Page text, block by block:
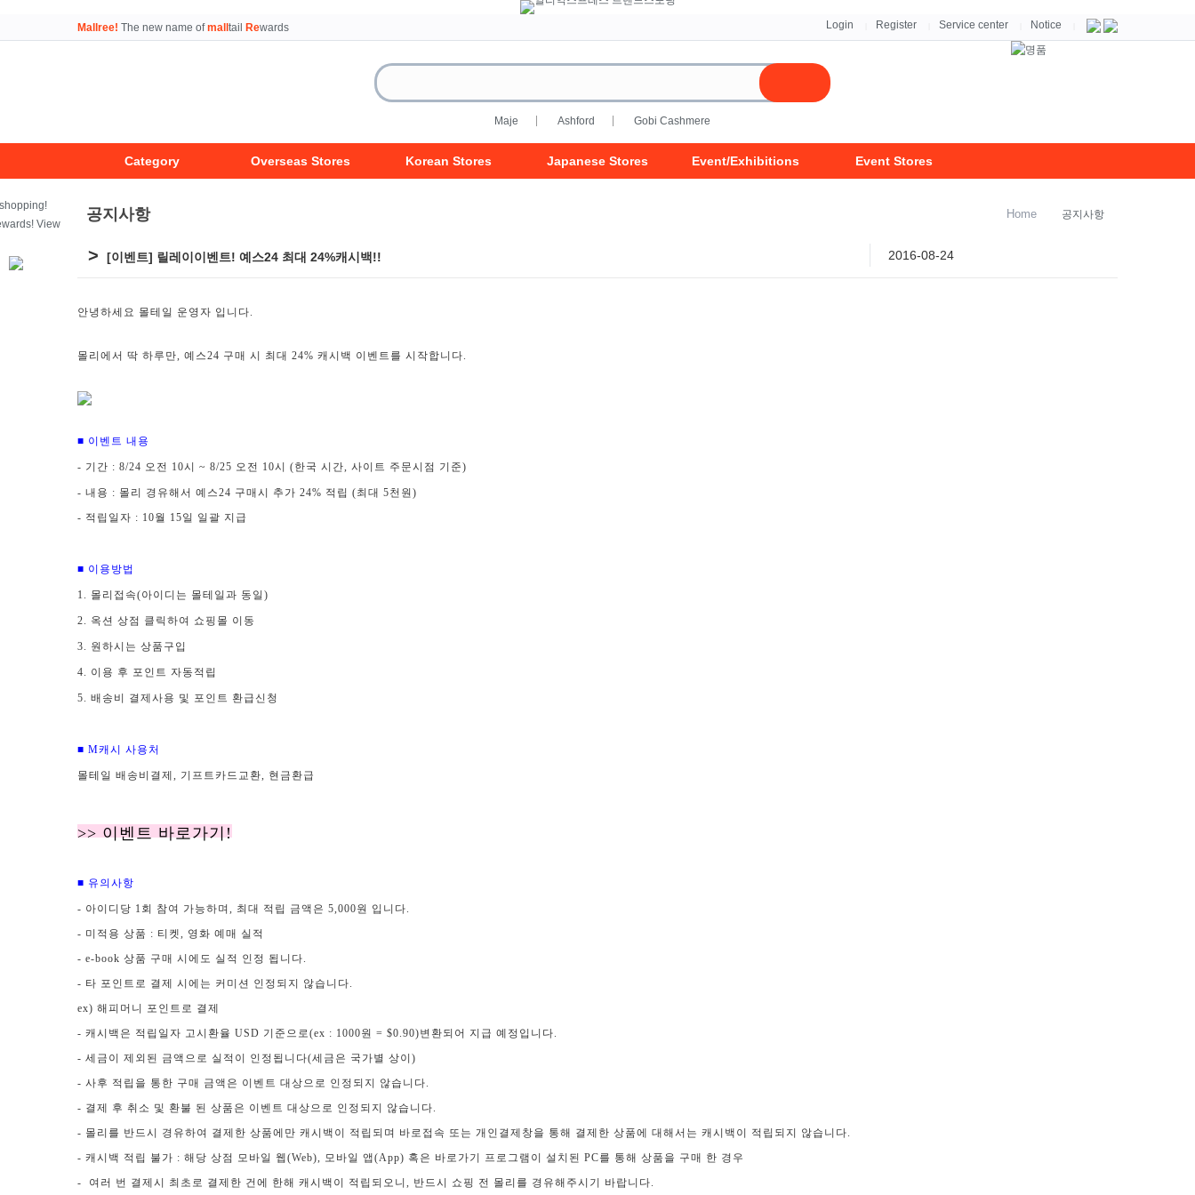
Mallree! The new name ofmall tail Rewards Login Register Service center Notice
Maje Ashford Gobi Cashmere
Category Overseas Stores Korean Stores Japanese Stores Event/Exhibitions Event Stores
공지사항 Home 공지사항
> [이벤트] 릴레이이벤트! 예스24 최대 24%캐시백!! 2016-08-24
안녕하세요 몰테일 운영자 입니다.
몰리에서 딱 하루만, 예스24 구매 시 최대 24% 캐시백 이벤트를 시작합니다.
■ 이벤트 내용
- 기간 : 8/24 오전 10시 ~ 8/25 오전 10시 (한국 시간, 사이트 주문시점 기준)
- 내용 : 몰리 경유해서 예스24 구매시 추가 24% 적립 (최대 5천원)
- 적립일자 : 10월 15일 일괄 지급
■ 이용방법
1. 몰리접속(아이디는 몰테일과 동일)
2. 옥션 상점 클릭하여 쇼핑몰 이동
3. 원하시는 상품구입
4. 이용 후 포인트 자동적립
5. 배송비 결제사용 및 포인트 환급신청
■ M캐시 사용처
몰테일 배송비결제, 기프트카드교환, 현금환급
>> 이벤트 바로가기!
■ 유의사항
- 아이디당 1회 참여 가능하며, 최대 적립 금액은 5,000원 입니다.
- 미적용 상품 : 티켓, 영화 예매 실적
- e-book 상품 구매 시에도 실적 인정 됩니다.
- 타 포인트로 결제 시에는 커미션 인정되지 않습니다.
ex) 해피머니 포인트로 결제
- 캐시백은 적립일자 고시환율 USD 기준으로(ex : 1000원 = $0.90)변환되어 지급 예정입니다.
- 세금이 제외된 금액으로 실적이 인정됩니다(세금은 국가별 상이)
- 사후 적립을 통한 구매 금액은 이벤트 대상으로 인정되지 않습니다.
- 결제 후 취소 및 환불 된 상품은 이벤트 대상으로 인정되지 않습니다.
- 몰리를 반드시 경유하여 결제한 상품에만 캐시백이 적립되며 바로접속 또는 개인결제창을 통해 결제한 상품에 대해서는 캐시백이 적립되지 않습니다.
- 캐시백 적립 불가 : 해당 상점 모바일 웹(Web), 모바일 앱(App) 혹은 바로가기 프로그램이 설치된 PC를 통해 상품을 구매 한 경우
- 여러 번 결제시 최초로 결제한 건에 한해 캐시백이 적립되오니, 반드시 쇼핑 전 몰리를 경유해주시기 바랍니다.